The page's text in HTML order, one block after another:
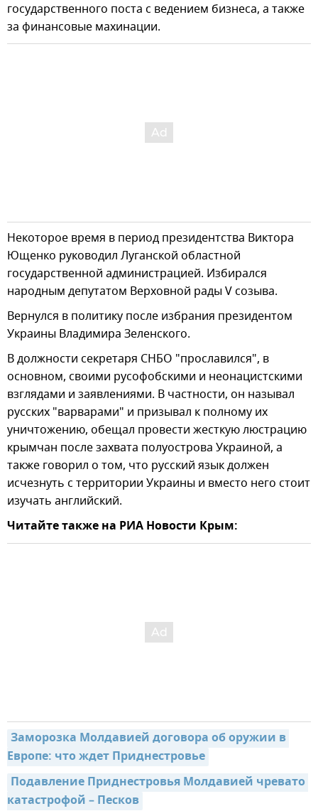
государственного поста с ведением бизнеса, а также
за финансовые махинации.
Некоторое время в период президентства Виктора
Ющенко руководил Луганской областной
государственной администрацией. Избирался
народным депутатом Верховной рады V созыва.
Вернулся в политику после избрания президентом
Украины Владимира Зеленского.
В должности секретаря СНБО "прославился", в
основном, своими русофобскими и неонацистскими
взглядами и заявлениями. В частности, он называл
русских "варварами" и призывал к полному их
уничтожению, обещал провести жесткую люстрацию
крымчан после захвата полуострова Украиной, а
также говорил о том, что русский язык должен
исчезнуть с территории Украины и вместо него стоит
изучать английский.
Читайте также на РИА Новости Крым:
Заморозка Молдавией договора об оружии в
Европе: что ждет Приднестровье
Подавление Приднестровья Молдавией чревато
катастрофой – Песков